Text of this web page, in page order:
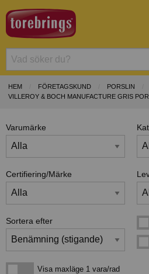
HEM FÖRETAGSKUND
PORSLIN
VILLEROY & BOCH MANUFACTURE GRIS
Varumärke
Certifiering/Märke
Sortera efter
Visa maxläge 1 vara/rad
Visa maxläge 1 vara/rad